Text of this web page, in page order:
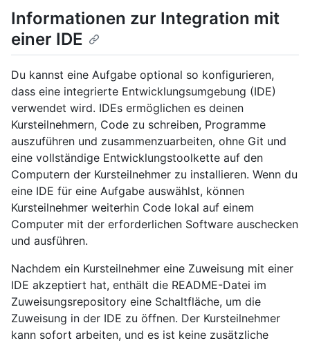
Informationen zur Integration mit
einer IDE
Du kannst eine Aufgabe optional so konfigurieren,
dass eine integrierte Entwicklungsumgebung (IDE)
verwendet wird. IDEs ermöglichen es deinen
Kursteilnehmern, Code zu schreiben, Programme
auszuführen und zusammenzuarbeiten, ohne Git und
eine vollständige Entwicklungstoolkette auf den
Computern der Kursteilnehmer zu installieren. Wenn du
eine IDE für eine Aufgabe auswählst, können
Kursteilnehmer weiterhin Code lokal auf einem
Computer mit der erforderlichen Software auschecken
und ausführen.
Nachdem ein Kursteilnehmer eine Zuweisung mit einer
IDE akzeptiert hat, enthält die README-Datei im
Zuweisungsrepository eine Schaltfläche, um die
Zuweisung in der IDE zu öffnen. Der Kursteilnehmer
kann sofort arbeiten, und es ist keine zusätzliche